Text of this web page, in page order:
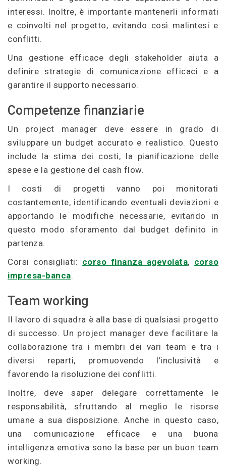
interessi. Inoltre, è importante mantenerli informati
e coinvolti nel progetto, evitando così malintesi e
conflitti.
Una gestione efficace degli stakeholder aiuta a
definire strategie di comunicazione efficaci e a
garantire il supporto necessario.
Competenze finanziarie
Un project manager deve essere in grado di
sviluppare un budget accurato e realistico. Questo
include la stima dei costi, la pianificazione delle
spese e la gestione del cash flow.
I costi di progetti vanno poi monitorati
costantemente, identificando eventuali deviazioni e
apportando le modifiche necessarie, evitando in
questo modo sforamento dal budget definito in
partenza.
Corsi consigliati: corso finanza agevolata, corso
impresa-banca.
Team working
Il lavoro di squadra è alla base di qualsiasi progetto
di successo. Un project manager deve facilitare la
collaborazione tra i membri dei vari team e tra i
diversi reparti, promuovendo l’inclusività e
favorendo la risoluzione dei conflitti.
Inoltre, deve saper delegare correttamente le
responsabilità, sfruttando al meglio le risorse
umane a sua disposizione. Anche in questo caso,
una comunicazione efficace e una buona
intelligenza emotiva sono la base per un buon team
working.